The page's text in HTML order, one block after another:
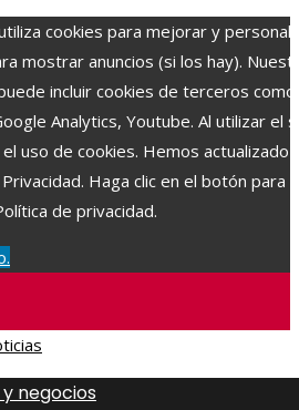
cookies para mejorar y
mostrar anuncios (si los hay).
incluir cookies de terceros como
Analytics, Youtube. Al utilizar el
uso de cookies. Hemos actualizado
Haga clic en el botón para
de privacidad.
negocios